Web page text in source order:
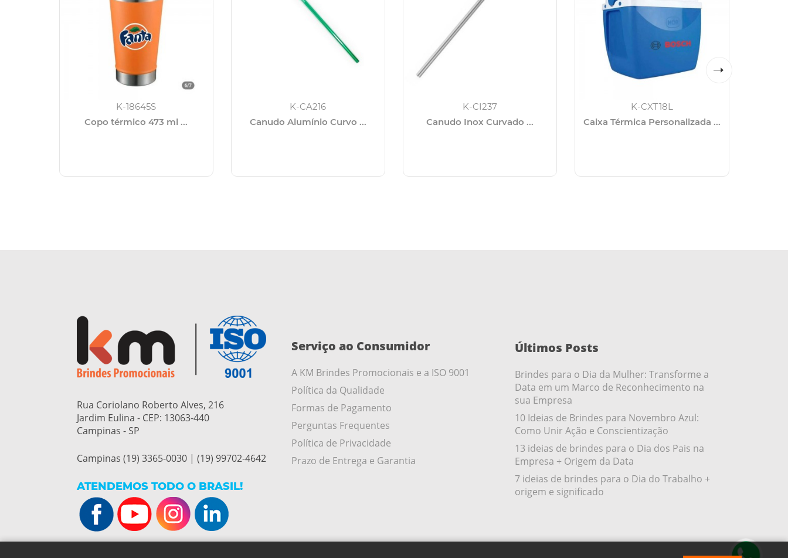
K-18645S
Copo térmico 473 ml ...
K-CA216
Canudo Alumínio Curvo ...
K-CI237
Canudo Inox Curvado ...
K-CXT18L
Caixa Térmica Personalizada ...
Rua Coriolano Roberto Alves, 216
Jardim Eulina - CEP: 13063-440
Campinas - SP
Campinas (19) 3365-0030 | (19) 99702-4642
ATENDEMOS TODO O BRASIL!
Serviço ao Consumidor
A KM Brindes Promocionais e a ISO 9001
Política da Qualidade
Formas de Pagamento
Perguntas Frequentes
Política de Privacidade
Prazo de Entrega e Garantia
Últimos Posts
Brindes para o Dia da Mulher: Transforme a
Data em um Marco de Reconhecimento na
sua Empresa
10 Ideias de Brindes para Novembro Azul:
Como Unir Ação e Conscientização
13 ideias de brindes para o Dia dos Pais na
Empresa + Origem da Data
7 ideias de brindes para o Dia do Trabalho +
origem e significado